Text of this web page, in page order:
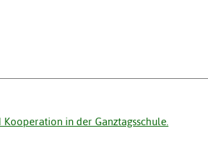
in der Ganztagsschule.